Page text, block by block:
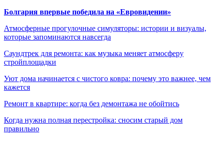
Болгария впервые победила на «Евровидении»
Атмосферные прогулочные симуляторы: истории и визуалы,
которые запоминаются навсегда
Саундтрек для ремонта: как музыка меняет атмосферу
стройплощадки
Уют дома начинается с чистого ковра: почему это важнее, чем
кажется
Ремонт в квартире: когда без демонтажа не обойтись
Когда нужна полная перестройка: сносим старый дом
правильно